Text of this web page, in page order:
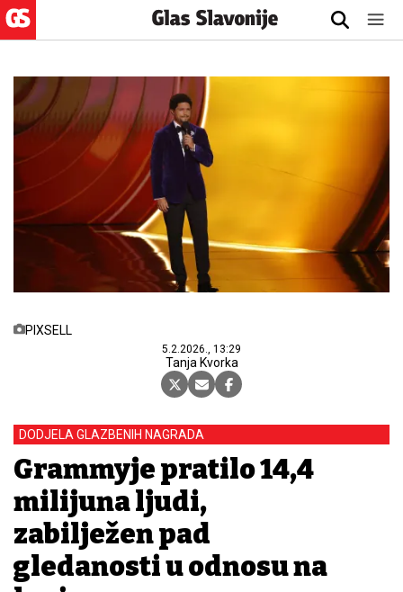
PIXSELL
5.2.2026., 13:29
Tanja Kvorka
DODJELA GLAZBENIH NAGRADA
Grammyje pratilo 14,4
milijuna ljudi,
zabilježen pad
gledanosti u odnosu na